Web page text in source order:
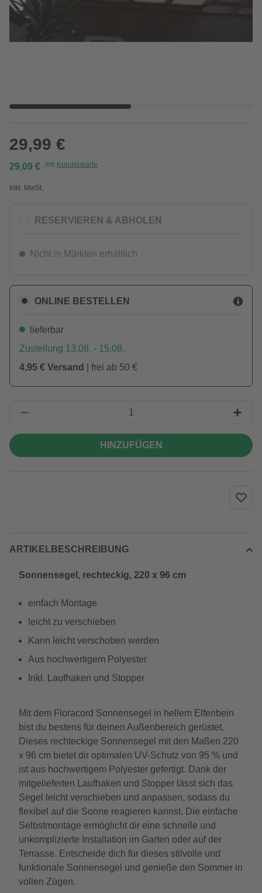
29,99 €
29,09 € mit Kundenkarte
Inkl. MwSt.
RESERVIEREN & ABHOLEN
Nicht in Märkten erhältlich
ONLINE BESTELLEN
lieferbar
Zustellung 13.08. - 15.08.
4,95 € Versand
| frei ab 50 €
HINZUFÜGEN
ARTIKELBESCHREIBUNG
Sonnensegel, rechteckig, 220 x 96 cm
einfach Montage
leicht zu verschieben
Kann leicht verschoben werden
Aus hochwertigem Polyester
Inkl. Laufhaken und Stopper
Mit dem Floracord Sonnensegel in hellem Elfenbein
bist du bestens für deinen Außenbereich gerüstet.
Dieses rechteckige Sonnensegel mit den Maßen 220
x 96 cm bietet dir optimalen UV-Schutz von 95 % und
ist aus hochwertigem Polyester gefertigt. Dank der
mitgelieferten Laufhaken und Stopper lässt sich das
Segel leicht verschieben und anpassen, sodass du
flexibel auf die Sonne reagieren kannst. Die einfache
Selbstmontage ermöglicht dir eine schnelle und
unkomplizierte Installation im Garten oder auf der
Terrasse. Entscheide dich für dieses stilvolle und
funktionale Sonnensegel und genieße den Sommer in
vollen Zügen.